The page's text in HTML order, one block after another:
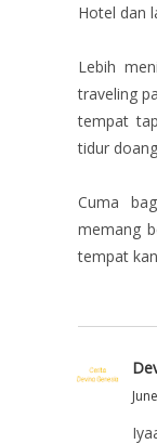
Hotel dan
Lebih
traveling
tempat
tidur
Cuma
memang
tempat kan